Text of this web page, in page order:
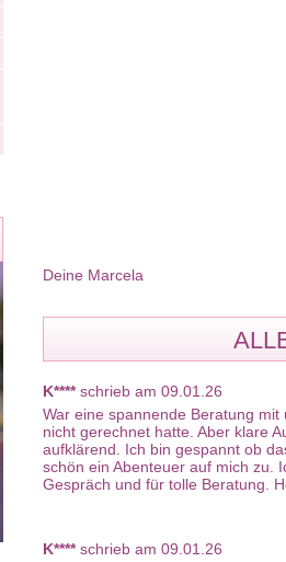
Deine Marcela
K****schrieb am 09.01.26
War eine spannende Beratung
nicht gerechnet hatte. Aber klare
aufklärend. Ich bin gespannt ob
schön ein Abenteuer auf mich zu.
Gespräch und für tolle Beratung.
K****schrieb am 09.01.26